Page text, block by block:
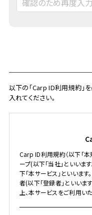
以下の「Carp ID利用規約」
入れてください。
Carp ID利用規約（以下「本
ープ(以下「当社」といいま
下「本サービス」といいま
者(以下「登録者」といい
上、本サービスをご利用い